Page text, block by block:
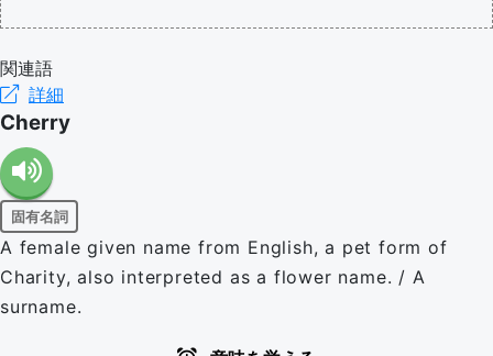
関連語
詳細
Cherry
固有名詞
A female given name from English, a pet form of
Charity, also interpreted as a flower name. / A
surname.